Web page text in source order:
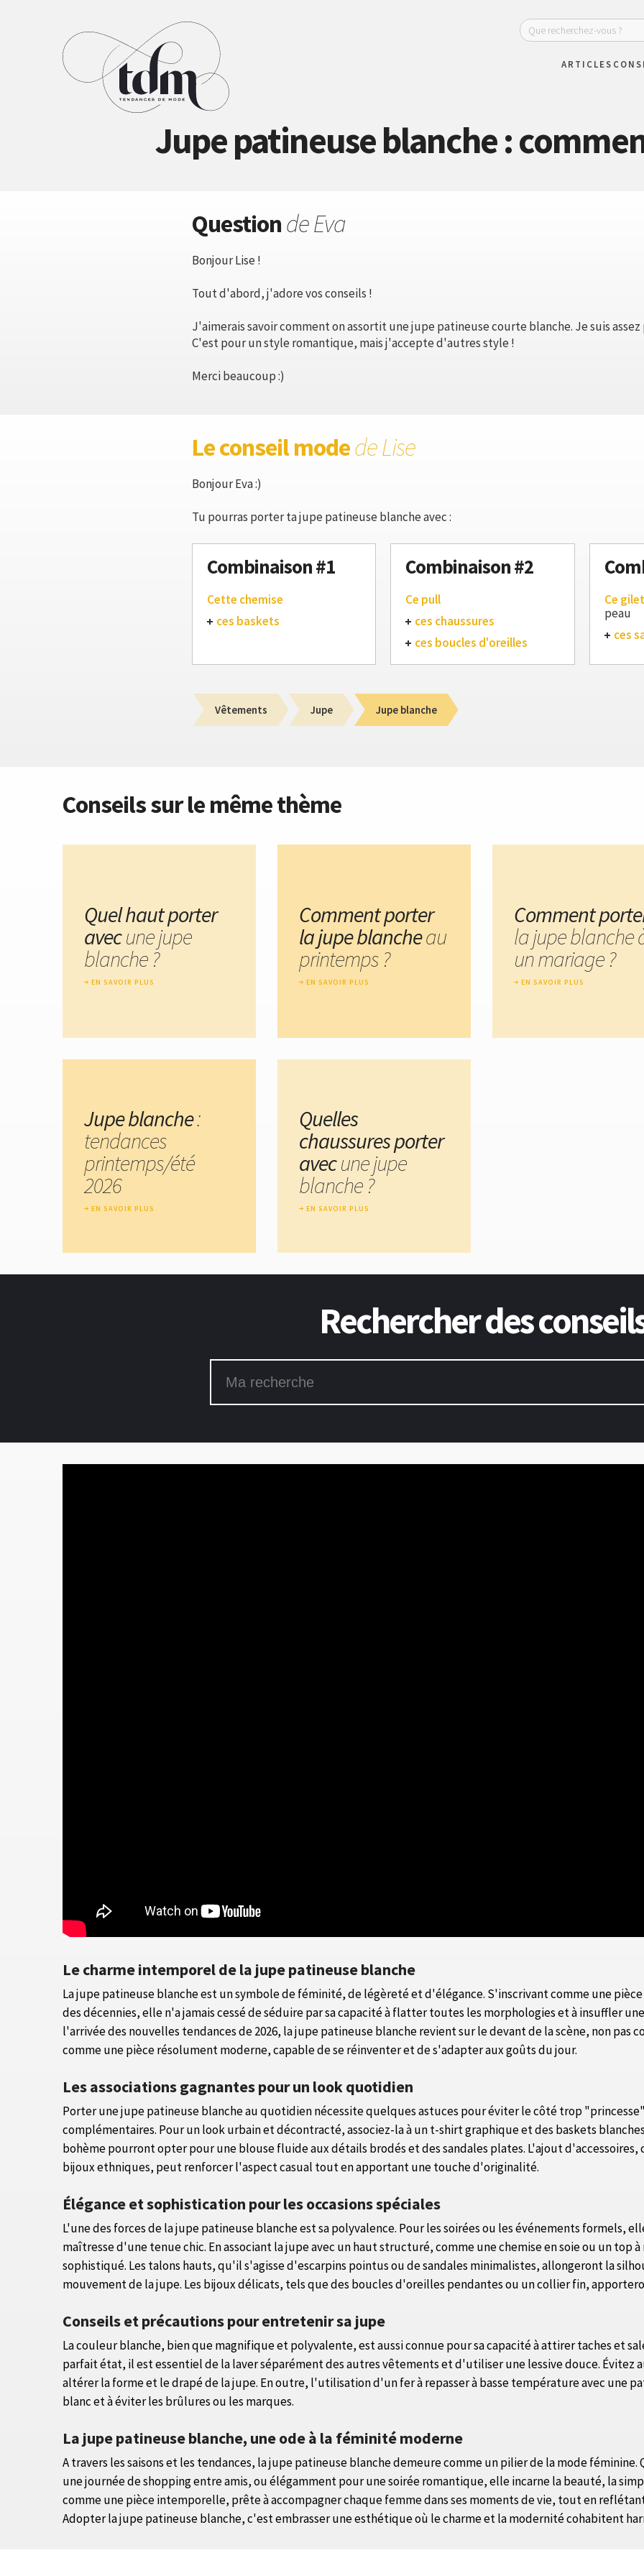
ARTICLES
Jupe patineuse blanche :
Questionde Eva
Bonjour Lise !
Tout d'abord, j'adore vos conseils !
J'aimerais savoir comment on assortit une jupe patineuse courte blanche. Je suis
C'est pour un style romantique, mais j'accepte d'autres style !
Merci beaucoup :)
Le conseil modede Lise
Bonjour Eva :)
Tu pourras porter ta jupe patineuse blanche avec :
Combinaison #1
Cette chemise
ces baskets
Combinaison #2
Ce pull
ces chaussures
ces boucles d'oreilles
Ce gilet
peau
ces
Vêtements Jupe Jupe blanche
Le charme intemporel de la jupe patineuse blanche
La jupe patineuse blanche est un symbole de féminité, de légèreté et d'élégance. S'inscrivant comme une
des décennies, elle n'a jamais cessé de séduire par sa capacité à flatter toutes les morphologies et à insuffler
l'arrivée des nouvelles tendances de 2026, la jupe patineuse blanche revient sur le devant de la scène, non pas
comme une pièce résolument moderne, capable de se réinventer et de s'adapter aux goûts du jour.
Les associations gagnantes pour un look quotidien
Porter une jupe patineuse blanche au quotidien nécessite quelques astuces pour éviter le côté trop
complémentaires. Pour un look urbain et décontracté, associez-la à un t-shirt graphique et des baskets
bohème pourront opter pour une blouse fluide aux détails brodés et des sandales plates. L'ajout
bijoux ethniques, peut renforcer l'aspect casual tout en apportant une touche d'originalité.
Élégance et sophistication pour les occasions spéciales
L'une des forces de la jupe patineuse blanche est sa polyvalence. Pour les soirées ou les événements formels,
maîtresse d'une tenue chic. En associant la jupe avec un haut structuré, comme une chemise en soie ou un top
sophistiqué. Les talons hauts, qu'il s'agisse d'escarpins pointus ou de sandales minimalistes, allongeront la
mouvement de la jupe. Les bijoux délicats, tels que des boucles d'oreilles pendantes ou un collier fin,
Conseils et précautions pour entretenir sa jupe
La couleur blanche, bien que magnifique et polyvalente, est aussi connue pour sa capacité à attirer taches et
parfait état, il est essentiel de la laver séparément des autres vêtements et d'utiliser une lessive douce.
altérer la forme et le drapé de la jupe. En outre, l'utilisation d'un fer à repasser à basse température avec une
blanc et à éviter les brûlures ou les marques.
La jupe patineuse blanche, une ode à la féminité moderne
A travers les saisons et les tendances, la jupe patineuse blanche demeure comme un pilier de la mode
une journée de shopping entre amis, ou élégamment pour une soirée romantique, elle incarne la beauté, la
comme une pièce intemporelle, prête à accompagner chaque femme dans ses moments de vie, tout en
Adopter la jupe patineuse blanche, c'est embrasser une esthétique où le charme et la modernité cohabitent
Conseils sur le même thème
Quel haut porter
avecune jupe
blanche ?
EN SAVOIR PLUS
Comment porter
la jupe blancheau
printemps ?
EN SAVOIR PLUS
Comment
la jupe blanche
un mariage ?
EN SAVOIR PLUS
Jupe blanche:
tendances
printemps/été
2026
EN SAVOIR PLUS
Quelles
chaussures porter
avecune jupe
blanche ?
EN SAVOIR PLUS
Rechercher des